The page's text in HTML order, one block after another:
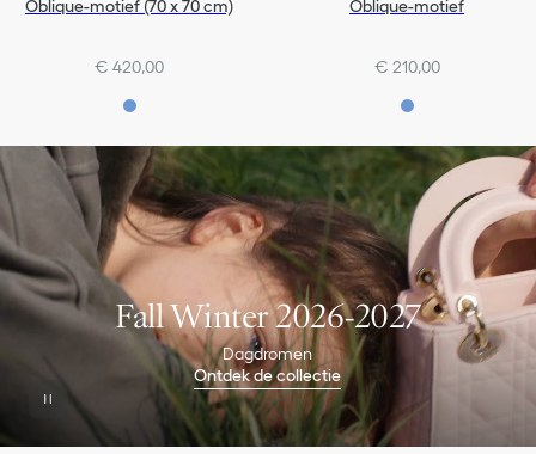
Oblique-motief (70 x 70 cm)
€ 420,00
Oblique-motief
€ 210,00
Fall Winter 2026-2027
Dagdromen
Ontdek de collectie